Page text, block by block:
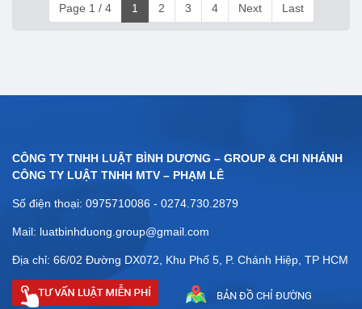
Page 1 / 4 1 2 3 4 Next Last
CÔNG TY TNHH LUẬT BÌNH DƯƠNG – GROUP & CHI NHÁNH
CÔNG TY LUẬT TNHH MTV – PHẠM LÊ
Số điện thoại: 0975710086 - 0274.730.2879
Mail: luatbinhduong.group@gmail.com
Địa chỉ: 66/02 Đường DX072, Khu Phố 5, P. Chánh Hiệp, TP HCM
BẢN ĐỒ CHỈ ĐƯỜNG